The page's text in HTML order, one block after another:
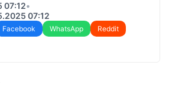
07:12•
07:12
Facebook WhatsApp
Reddit